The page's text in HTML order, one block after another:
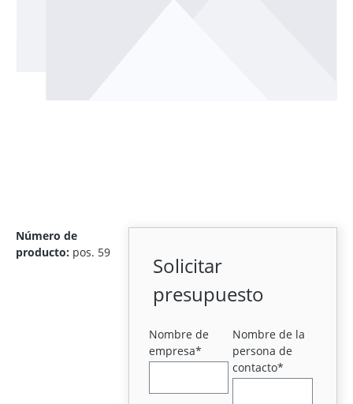
Número de
producto: pos. 59
Solicitar
presupuesto
Nombre de
empresa*
Nombre de la
persona de
contacto*